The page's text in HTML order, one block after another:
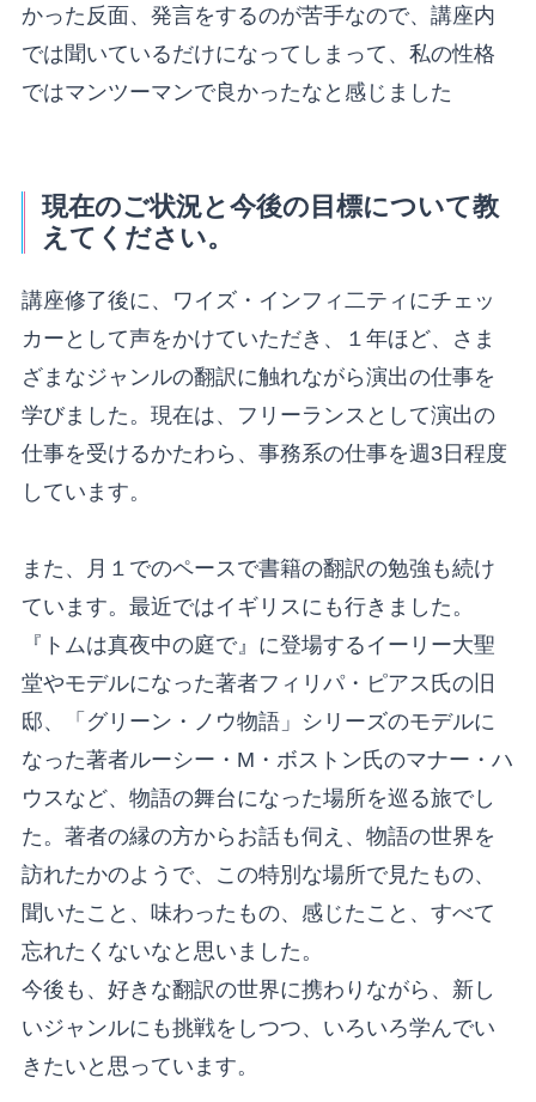
かった反面、発言をするのが苦手なので、講座内
では聞いているだけになってしまって、私の性格
ではマンツーマンで良かったなと感じました
現在のご状況と今後の目標について教
えてください。
講座修了後に、ワイズ・インフィ二ティにチェッ
カーとして声をかけていただき、１年ほど、さま
ざまなジャンルの翻訳に触れながら演出の仕事を
学びました。現在は、フリーランスとして演出の
仕事を受けるかたわら、事務系の仕事を週3日程度
しています。
また、月１でのペースで書籍の翻訳の勉強も続け
ています。最近ではイギリスにも行きました。
『トムは真夜中の庭で』に登場するイーリー大聖
堂やモデルになった著者フィリパ・ピアス氏の旧
邸、「グリーン・ノウ物語」シリーズのモデルに
なった著者ルーシー・M・ボストン氏のマナー・ハ
ウスなど、物語の舞台になった場所を巡る旅でし
た。著者の縁の方からお話も伺え、物語の世界を
訪れたかのようで、この特別な場所で見たもの、
聞いたこと、味わったもの、感じたこと、すべて
忘れたくないなと思いました。
今後も、好きな翻訳の世界に携わりながら、新し
いジャンルにも挑戦をしつつ、いろいろ学んでい
きたいと思っています。